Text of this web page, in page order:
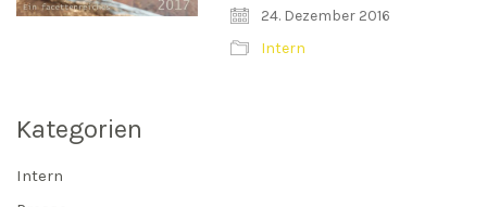
24. Dezember 2016
Intern
Kategorien
Intern